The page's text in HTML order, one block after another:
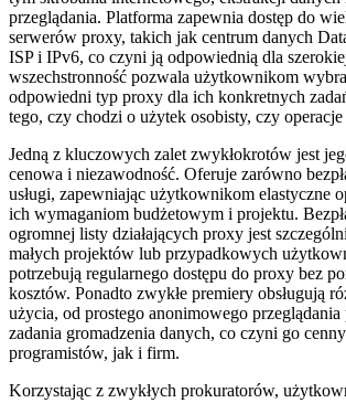
przeglądania. Platforma zapewnia dostęp do
serwerów proxy, takich jak centrum danych
ISP i IPv6, co czyni ją odpowiednią dla
wszechstronność pozwala użytkownikom
odpowiedni typ proxy dla ich konkretnych
tego, czy chodzi o użytek osobisty, czy
Jedną z kluczowych zalet zwykłokrotów jest
cenowa i niezawodność. Oferuje zarówno
usługi, zapewniając użytkownikom elastyczne
ich wymaganiom budżetowym i projektu.
ogromnej listy działających proxy jest
małych projektów lub przypadkowych
potrzebują regularnego dostępu do proxy bez
kosztów. Ponadto zwykłe premiery obsługują
użycia, od prostego anonimowego przeglądania
zadania gromadzenia danych, co czyni go
programistów, jak i firm.
Korzystając z zwykłych prokuratorów,